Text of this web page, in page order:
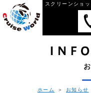
ホーム ＞ お知らせ